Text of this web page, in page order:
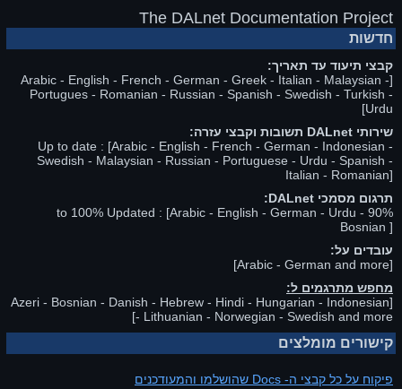
The DALnet Documentation Project
חדשות
קבצי תיעוד עד תאריך:
[Arabic - English - French - German - Greek - Italian - Malaysian -
Portugues - Romanian - Russian - Spanish - Swedish - Turkish -
Urdu]
שירותי DALnet תשובות וקבצי עזרה:
Up to date : [Arabic - English - French - German - Indonesian -
Swedish - Malaysian - Russian - Portuguese - Urdu - Spanish -
Italian - Romanian]
תרגום מסמכי DALnet:
90% to 100% Updated : [Arabic - English - German - Urdu -
Bosnian ]
עובדים על:
[Arabic - German and more]
מחפש מתרגמים ל:
[Azeri - Bosnian - Danish - Hebrew - Hindi - Hungarian - Indonesian
- Lithuanian - Norwegian - Swedish and more]
קישורים מומלצים
פיקוח על כל קבצי ה- Docs שהושלמו והמעודכנים